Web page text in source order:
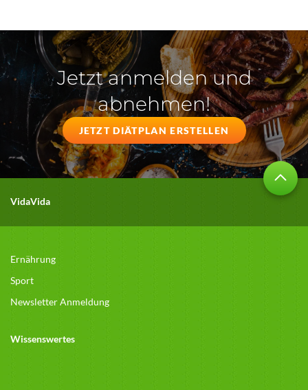
Jetzt anmelden und
abnehmen!
JETZT DIÄTPLAN ERSTELLEN
VidaVida
Ernährung
Sport
Newsletter Anmeldung
Wissenswertes